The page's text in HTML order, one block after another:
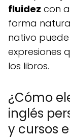
fluidez con
forma
nativo
expresiones
los libros.
¿Cómo
inglés
y cursos